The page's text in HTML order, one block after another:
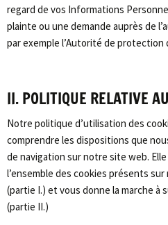
regard de vos Informations
plainte ou une demande auprès de
par exemple l’Autorité de protection
II. POLITIQUE RELATIVE
Notre politique d’utilisation des
comprendre les dispositions que
de navigation sur notre site web.
l’ensemble des cookies présents
(partie I.) et vous donne la marche à
(partie II.)